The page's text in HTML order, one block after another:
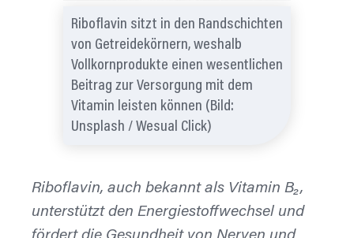
Riboflavin sitzt in den Randschichten
von Getreidekörnern, weshalb
Vollkornprodukte einen wesentlichen
Beitrag zur Versorgung mit dem
Vitamin leisten können (Bild:
Unsplash / Wesual Click)
Riboflavin, auch bekannt als Vitamin B₂,
unterstützt den Energiestoffwechsel und